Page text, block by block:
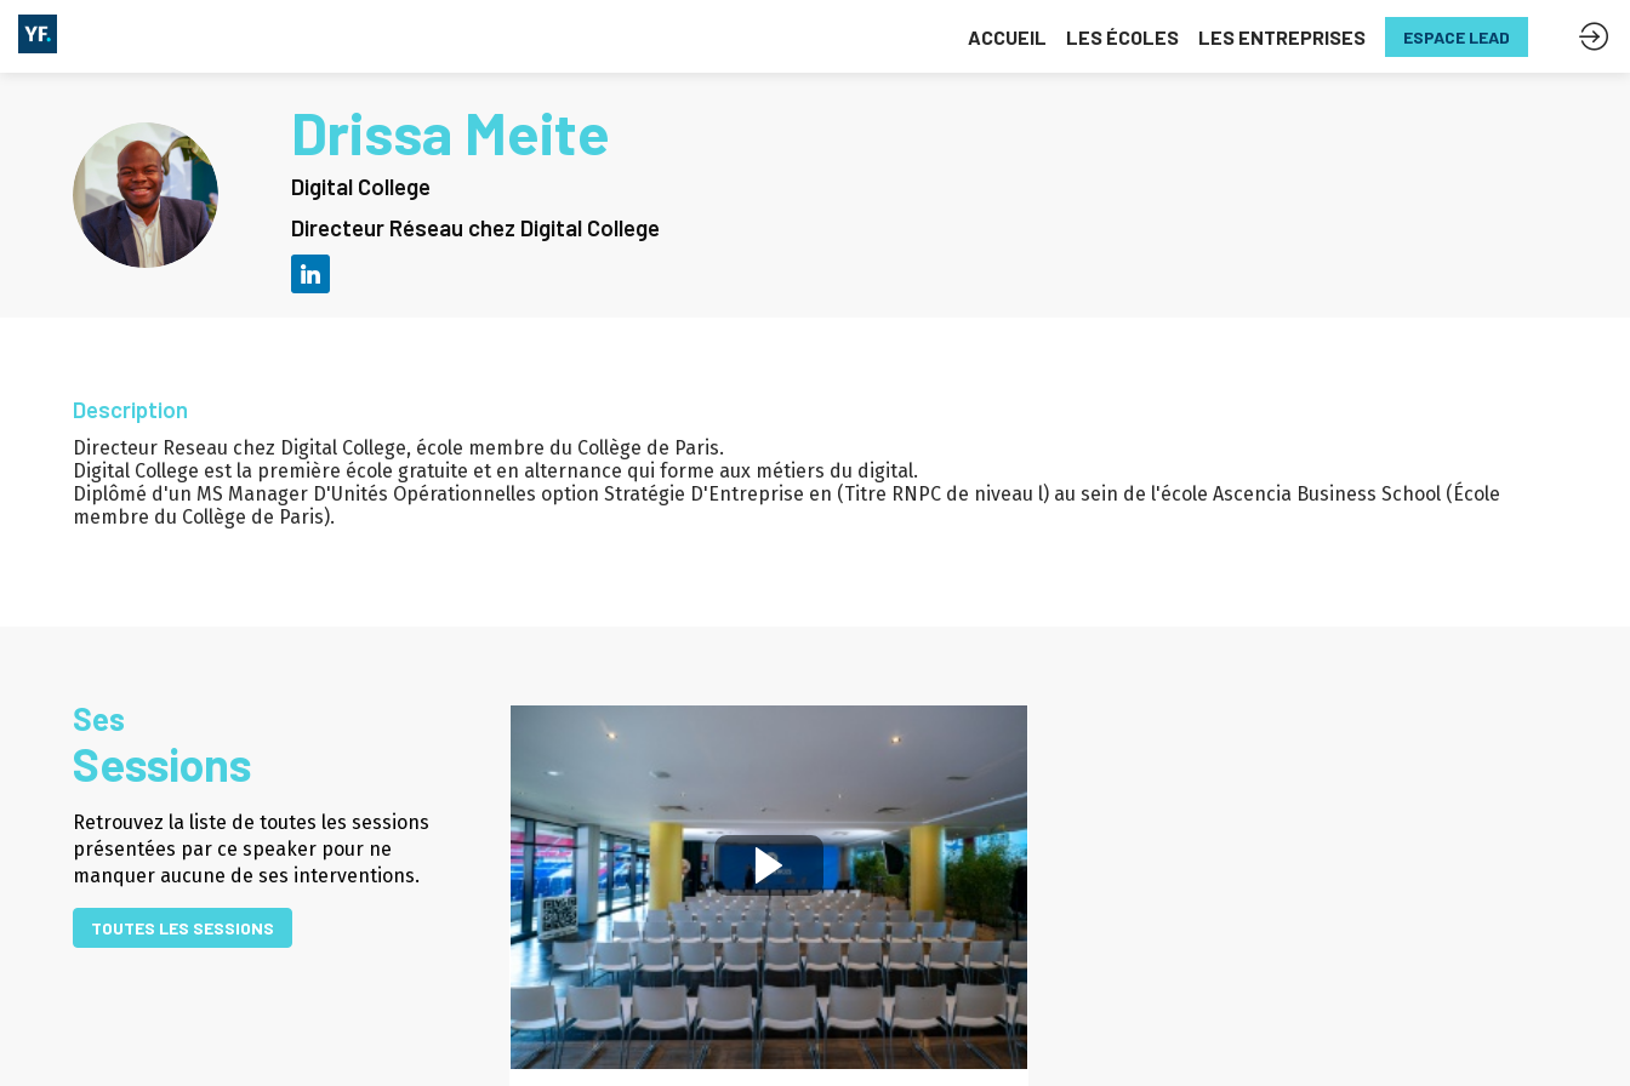
ACCUEIL LES ÉCOLES LES ENTREPRISES ESPACE LEAD
DM
Drissa Meite
Digital College
Directeur Réseau chez Digital College
Description
Directeur Reseau chez Digital College, école membre du Collège de Paris.
Digital College est la première école gratuite et en alternance qui forme aux métiers du digital.
Diplômé d'un MS Manager D'Unités Opérationnelles option Stratégie D'Entreprise en (Titre RNPC de niveau l) au sein de l'école Ascencia Business School (École
membre du Collège de Paris).
Ses
Sessions
Retrouvez la liste de toutes les sessions
présentées par ce speaker pour ne
manquer aucune de ses interventions.
TOUTES LES SESSIONS
23 nov. 2024
Salle de conference
Digital College : une école qui place
l’innovation et l’expérience étudiante au
cœur de son...